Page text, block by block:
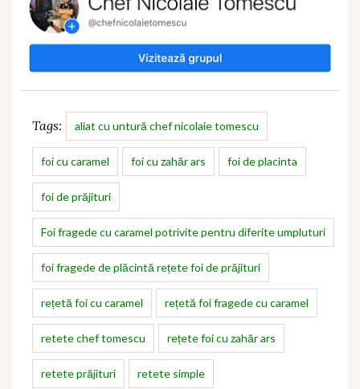
Tags: aliat cu untură chef nicolaie tomescu
foi cu caramel foi cu zahăr ars foi de placinta
foi de prăjituri
Foi fragede cu caramel potrivite pentru diferite umpluturi
foi fragede de plăcintă rețete foi de prăjituri
rețetă foi cu caramel rețetă foi fragede cu caramel
retete chef tomescu rețete foi cu zahăr ars
retete prăjituri retete simple